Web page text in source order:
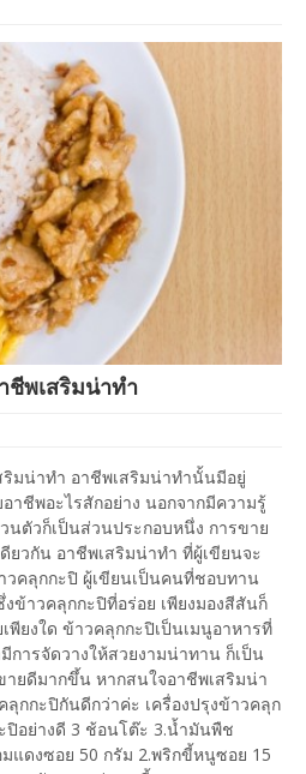
ชีพเสริมน่าทำ
มน่าทำ อาชีพเสริมน่าทำนั้นมีอยู่
าชีพอะไรสักอย่าง นอกจากมีความรู้
นตัวก็เป็นส่วนประกอบหนึ่ง การขาย
ยวกัน อาชีพเสริมน่าทำ ที่ผู้เขียนจะ
คลุกกะปิ ผู้เขียนเป็นคนที่ชอบทาน
ข้าวคลุกกะปิที่อร่อย เพียงมองสีสันก็
พียงใด ข้าวคลุกกะปิเป็นเมนูอาหารที่
การจัดวางให้สวยงามน่าทาน ก็เป็น
ยดีมากขึ้น หากสนใจอาชีพเสริมน่า
กกะปิกันดีกว่าค่ะ เครื่องปรุงข้าวคลุก
ปิอย่างดี 3 ช้อนโต๊ะ 3.น้ำมันพืช
มแดงซอย 50 กรัม 2.พริกขี้หนูซอย 15